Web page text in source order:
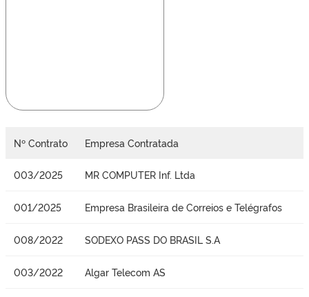
Nº Contrato Empresa Contratada
003/2025 MR COMPUTER Inf. Ltda
001/2025 Empresa Brasileira de Correios e Telégrafos
008/2022 SODEXO PASS DO BRASIL S.A
003/2022 Algar Telecom AS